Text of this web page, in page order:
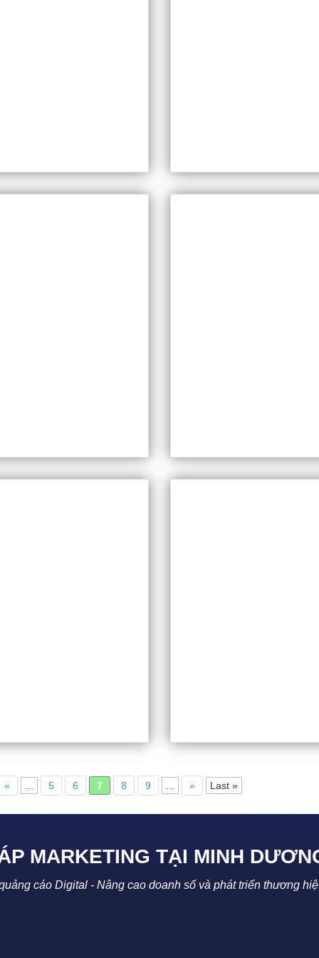
« 5 6 7 8 9 » Last »
MARKETING TẠI MINH
cáo Digital - Nâng cao doanh số và phát triển thương